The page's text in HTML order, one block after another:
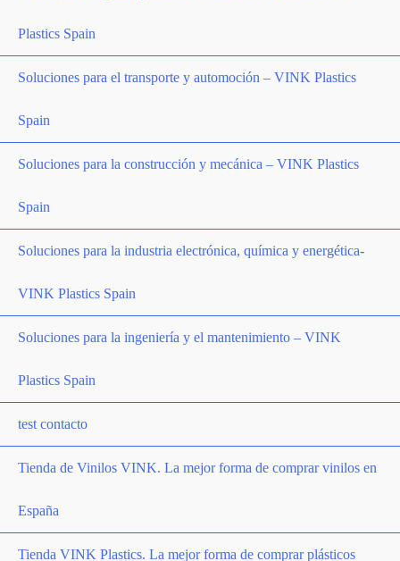
Plastics Spain
Soluciones para el transporte y automoción – VINK Plastics
Spain
Soluciones para la construcción y mecánica – VINK Plastics
Spain
Soluciones para la industria electrónica, química y energética-
VINK Plastics Spain
Soluciones para la ingeniería y el mantenimiento – VINK
Plastics Spain
test contacto
Tienda de Vinilos VINK. La mejor forma de comprar vinilos en
España
Tienda VINK Plastics. La mejor forma de comprar plásticos